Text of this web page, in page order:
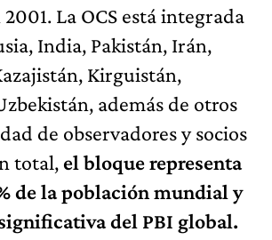
La OCS está integrada
India, Pakistán, Irán,
Kirguistán,
además de otros
de observadores y socios
total, el bloque representa
de la población mundial y
del PBI global.